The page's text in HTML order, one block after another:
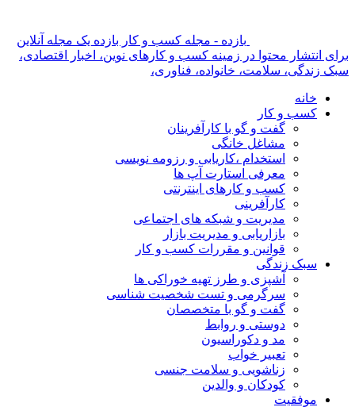
بازده - مجله کسب و کار بازده یک مجله آنلاین
برای انتشار محتوا در زمینه کسب و کارهای نوین، اخبار اقتصادی،
سبک زندگی، سلامت، خانواده، فناوری،
خانه
کسب و کار
گفت و گو با کارآفرینان
مشاغل خانگی
استخدام ،کاریابی و رزومه نویسی
معرفی استارت آپ ها
کسب و کارهای اینترنتی
کارآفرینی
مدیریت و شبکه های اجتماعی
بازاریابی و مدیریت بازار
قوانین و مقررات کسب و کار
سبک زندگی
آشپزی و طرز تهیه خوراکی ها
سرگرمی و تست شخصیت شناسی
گفت و گو با متخصصان
دوستی و روابط
مد و دکوراسیون
تعبیر خواب
زناشویی و سلامت جنسی
کودکان و والدین
موفقیت